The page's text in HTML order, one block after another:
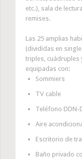
etc.), sala de
remises.
Las 25 amplias
(divididas en
triples, cuádruples
equipadas con:
Sommiers
TV cable
Teléfono DDN-
Aire
Escritorio de
Baño privado